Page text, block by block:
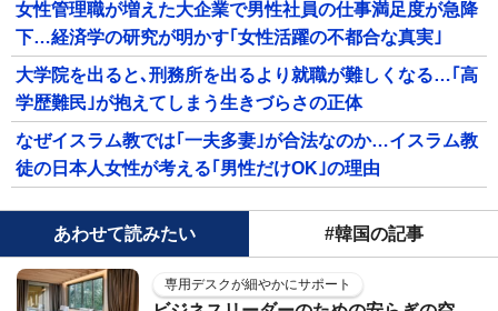
女性管理職が増えた大企業で男性社員の仕事満足度が急降
下…経済学の研究が明かす｢女性活躍の不都合な真実｣
大学院を出ると､刑務所を出るより就職が難しくなる…｢高
学歴難民｣が抱えてしまう生きづらさの正体
なぜイスラム教では｢一夫多妻｣が合法なのか…イスラム教
徒の日本人女性が考える｢男性だけOK｣の理由
あわせて読みたい #韓国の記事
専用デスクが細やかにサポート